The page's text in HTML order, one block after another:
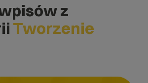
z
Tworzenie